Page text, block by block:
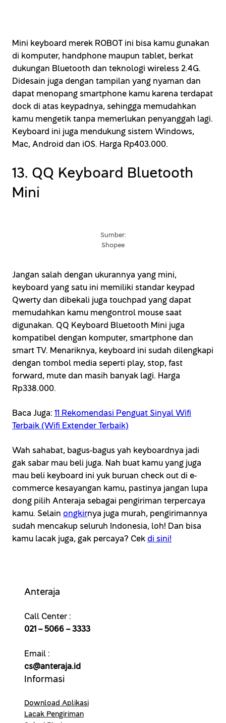
Mini keyboard merek ROBOT ini bisa kamu gunakan
di komputer, handphone maupun tablet, berkat
dukungan Bluetooth dan teknologi wireless 2.4G.
Didesain juga dengan tampilan yang nyaman dan
dapat menopang smartphone kamu karena terdapat
dock di atas keypadnya, sehingga memudahkan
kamu mengetik tanpa memerlukan penyanggah lagi.
Keyboard ini juga mendukung sistem Windows,
Mac, Android dan iOS. Harga Rp403.000.
13. QQ Keyboard Bluetooth
Mini
Sumber:
Shopee
Jangan salah dengan ukurannya yang mini,
keyboard yang satu ini memiliki standar keypad
Qwerty dan dibekali juga touchpad yang dapat
memudahkan kamu mengontrol mouse saat
digunakan. QQ Keyboard Bluetooth Mini juga
kompatibel dengan komputer, smartphone dan
smart TV. Menariknya, keyboard ini sudah dilengkapi
dengan tombol media seperti play, stop, fast
forward, mute dan masih banyak lagi. Harga
Rp338.000.
Baca Juga: 11 Rekomendasi Penguat Sinyal Wifi
Terbaik (Wifi Extender Terbaik)
Wah sahabat, bagus-bagus yah keyboardnya jadi
gak sabar mau beli juga. Nah buat kamu yang juga
mau beli keyboard ini yuk buruan check out di e-
commerce kesayangan kamu, pastinya jangan lupa
dong pilih Anteraja sebagai pengiriman terpercaya
kamu. Selain ongkirnya juga murah, pengirimannya
sudah mencakup seluruh Indonesia, loh! Dan bisa
kamu lacak juga, gak percaya? Cek di sini!
Anteraja
Call Center :
021 – 5066 – 3333
Email :
cs@anteraja.id
Informasi
Download Aplikasi
Lacak Pengiriman